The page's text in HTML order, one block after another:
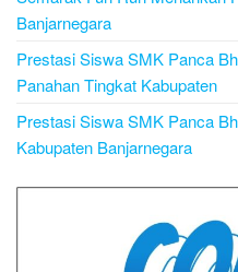
Banjarnegara
Prestasi Siswa SMK Panca
Panahan Tingkat Kabupaten
Prestasi Siswa SMK Panca
Kabupaten Banjarnegara